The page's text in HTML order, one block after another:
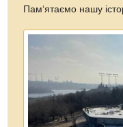
Пам‘ятаємо нашу